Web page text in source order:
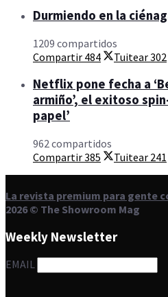
Durmiendo en la
1209 compartidos
Compartir 484 Tuitear302
Netflix pone fecha a
armiño’, el exitoso
papel’
962 compartidos
Compartir385 Tuitear 241
La revista premium para gente
2026 © The Showroom Mag
Weekly Newsletter
EMAIL